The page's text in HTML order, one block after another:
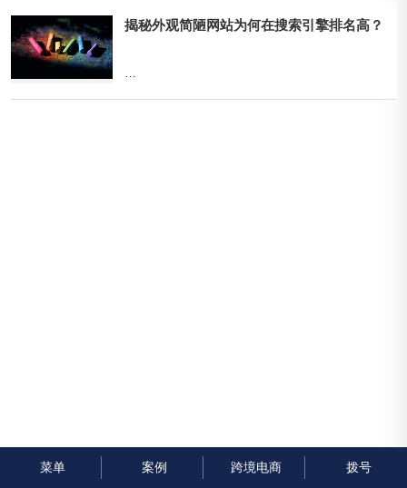
揭秘外观简陋网站为何在搜索引擎排名高？
菜单 案例 跨境电商 拨号